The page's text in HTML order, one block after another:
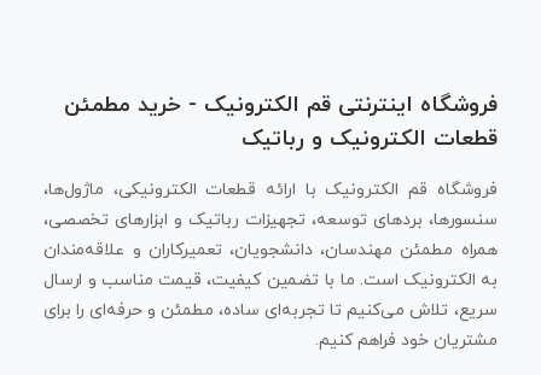
فروشگاه اینترنتی قم الکترونیک - خرید مطمئن
قطعات الکترونیک و رباتیک
فروشگاه قم الکترونیک با ارائه قطعات الکترونیکی، ماژول‌ها،
سنسورها، بردهای توسعه، تجهیزات رباتیک و ابزارهای تخصصی،
همراه مطمئن مهندسان، دانشجویان، تعمیرکاران و علاقه‌مندان
به الکترونیک است. ما با تضمین کیفیت، قیمت مناسب و ارسال
سریع، تلاش می‌کنیم تا تجربه‌ای ساده، مطمئن و حرفه‌ای را برای
مشتریان خود فراهم کنیم.